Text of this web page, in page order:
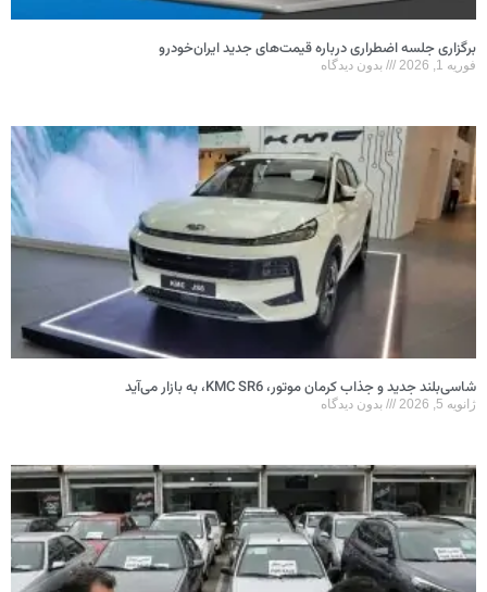
برگزاری جلسه اضطراری درباره قیمت‌های جدید ایران‌خودرو
فوریه 1, 2026 بدون دیدگاه
شاسی‌بلند جدید و جذاب کرمان موتور، KMC SR6، به بازار می‌آید
ژانویه 5, 2026 بدون دیدگاه